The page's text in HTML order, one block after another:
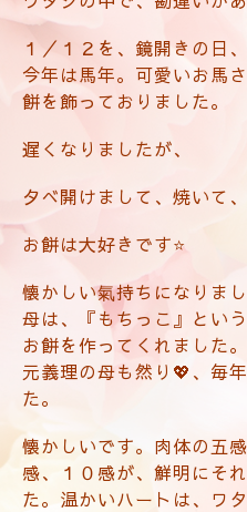
１／１２を、鏡開きの日
今年は馬年。可愛いお馬
餅を飾っておりました。
遅くなりましたが、
夕べ開けまして、焼いて
お餅は大好きです⭐️
懐かしい氣持ちになりまし
母は、『もちっこ』とい
お餅を作ってくれました。
元義理の母も然り💖、毎
た。
懐かしいです。肉体の五
感、１０感が、鮮明にそ
た。温かいハートは、ワ